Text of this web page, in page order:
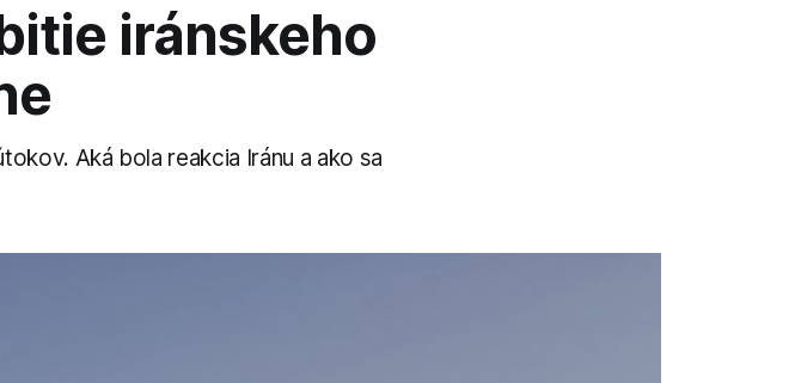
iránskeho
Aká bola reakcia Iránu a ako sa